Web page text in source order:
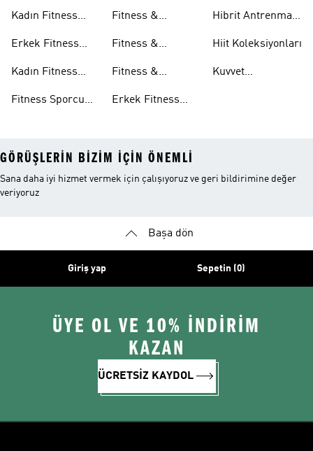
Kadın Fitness
Erkek Fitness
Kadın Fitness
Fitness Sporcu
Fitness &
Şortları
Fitness &
Eşofman Altları
Fitness &
Aksesuarları
Erkek Fitness
Hibrit Antrenman
Hiit Koleksiyonları
Kuvvet
GÖRÜŞLERIN BIZIM IÇIN ÖNEMLI
Sana daha iyi hizmet vermek için çalışıyoruz ve geri bildirimine değer
veriyoruz
Başa dön
Giriş yap Sepetin (0)
ÜYE OL VE 10% İNDİRİM
KAZAN
ÜCRETSİZ KAYDOL